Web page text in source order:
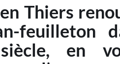
Thiers
feuilleton
en